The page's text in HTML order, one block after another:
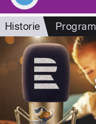
Historie Program